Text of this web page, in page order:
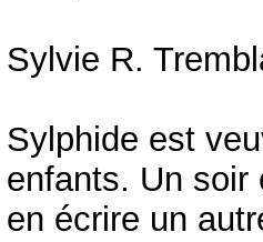
Sylvie R.
Sylphide est
enfants. Un soir
en écrire un